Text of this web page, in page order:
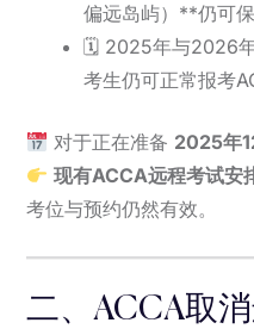
偏远岛屿）**仍可
🗓 2025年与2026
考生仍可正常报考
对于正在准备 2025年
现有ACCA远程考试安
考位与预约仍然有效。
二、ACCA取